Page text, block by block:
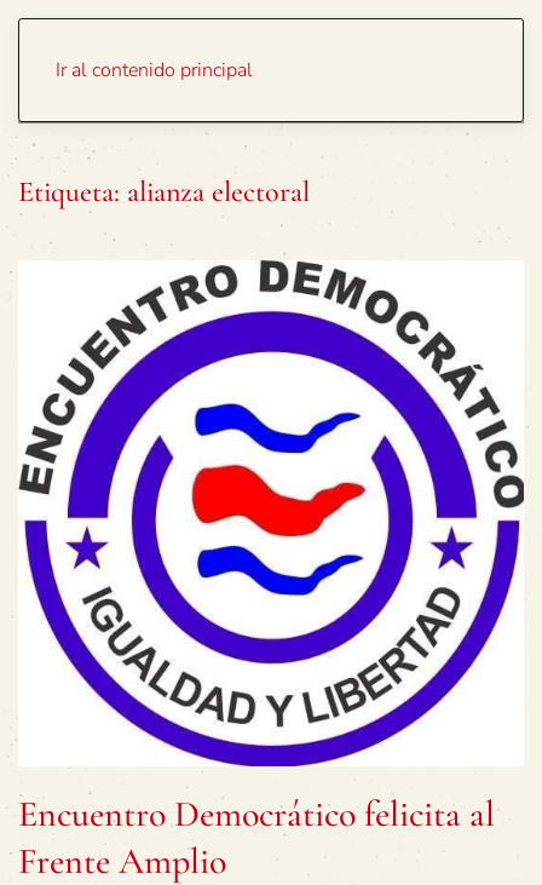
Ir al contenido principal
Etiqueta: alianza electoral
Encuentro Democrático felicita al
Frente Amplio